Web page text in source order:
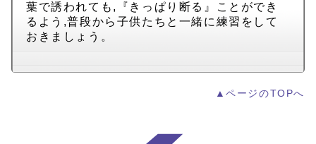
葉で誘われても,『きっぱり断る』ことができ
るよう,普段から子供たちと一緒に練習をして
おきましょう。
▲ページのTOPへ